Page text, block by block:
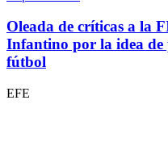
Oleada de críticas a la
Infantino por la idea
fútbol
EFE